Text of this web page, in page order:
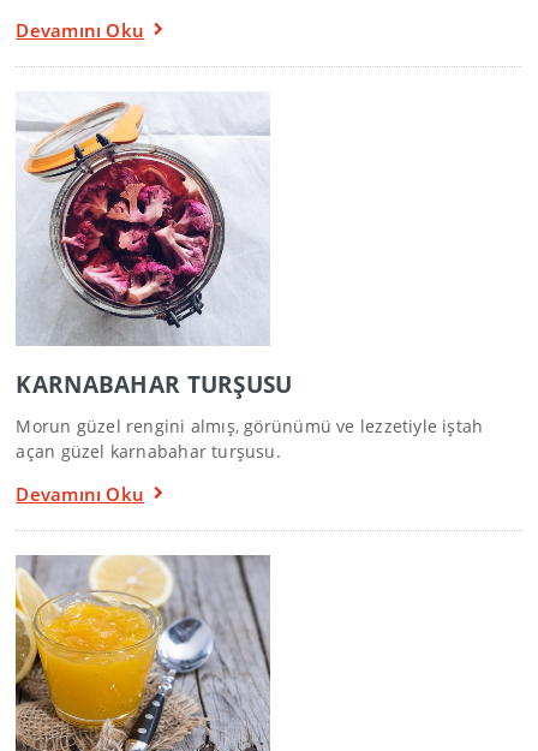
Devamını Oku
KARNABAHAR TURŞUSU
Morun güzel rengini almış, görünümü ve lezzetiyle iştah
açan güzel karnabahar turşusu.
Devamını Oku